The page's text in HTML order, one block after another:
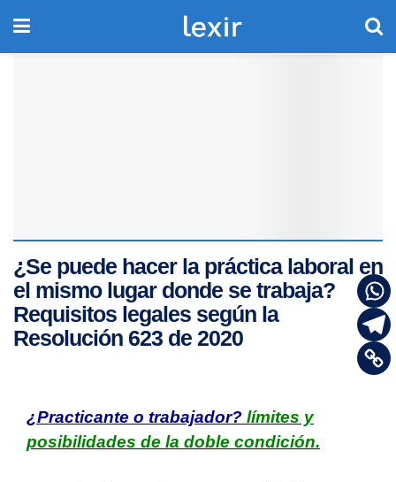
¿Se puede hacer la práctica laboral en
el mismo lugar donde se trabaja?
Requisitos legales según la
Resolución 623 de 2020
¿Practicante o trabajador? límites y
posibilidades de la doble condición.